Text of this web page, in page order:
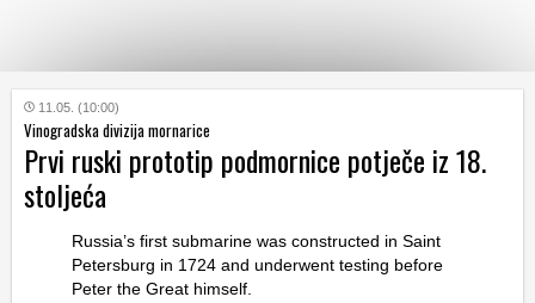
KATEGORIJE
HRVATSKI
WEB
11.05. (10:00)
Vinogradska divizija mornarice
Prvi ruski prototip podmornice potječe iz 18.
stoljeća
Russia’s first submarine was constructed in Saint
Petersburg in 1724 and underwent testing before
Peter the Great himself.